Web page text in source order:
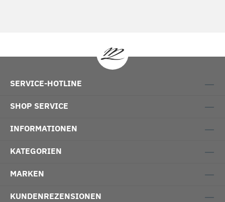
SERVICE-HOTLINE
SHOP SERVICE
INFORMATIONEN
KATEGORIEN
MARKEN
KUNDENREZENSIONEN